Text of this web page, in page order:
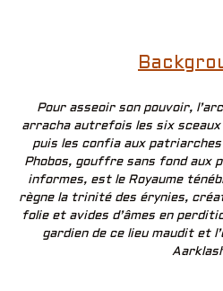
Pour asseoir son pouvoir,
arracha autrefois les six sceaux
puis les confia aux patriarches
Phobos, gouffre sans fond aux
informes, est le Royaume
règne la trinité des érynies,
folie et avides d’âmes en
gardien de ce lieu maudit et